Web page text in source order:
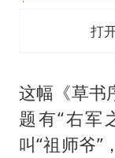
打
这幅《草书
题有“右军
叫“祖师爷”